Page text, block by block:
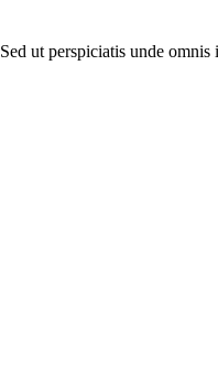
Sed ut perspiciatis unde